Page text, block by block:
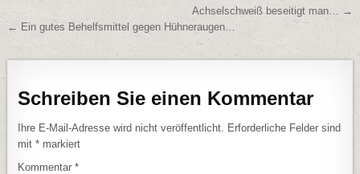
BeitragsnavigationAchselschweiß beseitigt man… →
← Ein gutes Behelfsmittel gegen Hühneraugen…
Schreiben Sie einen Kommentar
Ihre E-Mail-Adresse wird nicht veröffentlicht.
Erforderliche Felder sind
mit* markiert
Kommentar*